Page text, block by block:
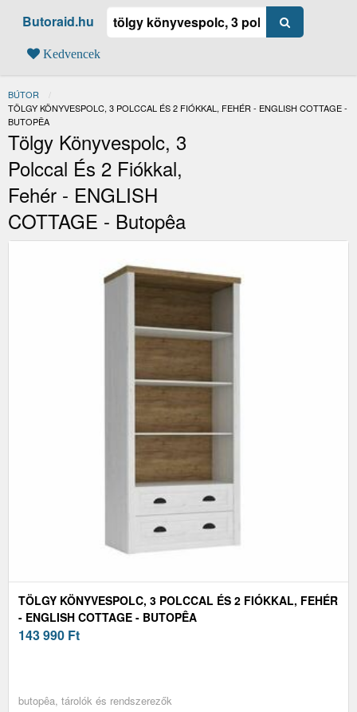
Butoraid.hu
Kedvencek
BÚTOR
JELENLEGI:
TÖLGY KÖNYVESPOLC, 3 POLCCAL ÉS 2 FIÓKKAL, FEHÉR - ENGLISH COTTAGE -
BUTOPÊA
Tölgy Könyvespolc, 3
Polccal És 2 Fiókkal,
Fehér - ENGLISH
COTTAGE - Butopêa
TÖLGY KÖNYVESPOLC, 3 POLCCAL ÉS 2 FIÓKKAL, FEHÉR
- ENGLISH COTTAGE - BUTOPÊA
143 990 Ft
butopêa, tárolók és rendszerezők